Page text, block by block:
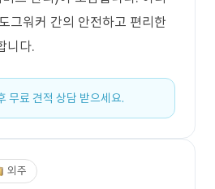
그워커 간의 안전하고 편리한
니다.
무료 견적 상담 받으세요.
외주